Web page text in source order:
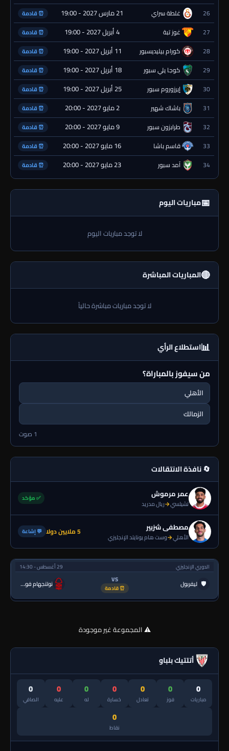
26 غلطة سراي 21 مارس 2027 - 19:00 ⏰ قادمة
27 غوز تبة 4 أبريل 2027 - 19:00 ⏰ قادمة
28 كورام بيليديسبور 11 أبريل 2027 - 19:00 ⏰ قادمة
29 كوجا يلي سبور 18 أبريل 2027 - 19:00 ⏰ قادمة
30 إيرزوروم سبور 25 أبريل 2027 - 19:00 ⏰ قادمة
31 باشاك شهير 2 مايو 2027 - 20:00 ⏰ قادمة
32 طرابزون سبور 9 مايو 2027 - 20:00 ⏰ قادمة
33 قاسم باشا 16 مايو 2027 - 20:00 ⏰ قادمة
34 آمد سبور 23 مايو 2027 - 20:00 ⏰ قادمة
📅مباريات اليوم
لا توجد مباريات اليوم
🔴المباريات المباشرة
لا توجد مباريات مباشرة حالياً
📊استطلاع الرأي
من سيفوز بالمباراة؟
الأهلي
الزمالك
1 صوت
🔄 نافذة الانتقالات
عمر مرموش
تشيلسي→ريال مدريد
✅ مؤكد
مصطفى شزبير
الأهلي→وست هام يونايتد الإنجليزي 5 ملايين دولا 💬 إشاعة
الدوري الإنجليزي 29 أغسطس - 14:30
🛡 ليفربول VS
⏰ قادمة نوتنجهام فورست
⚠️ المجموعة غير موجودة
أتلتيك بلباو
0
مباريات
0
فوز
0
تعادل
0
خسارة
0
له
0
عليه
0
الصافي
0
نقاط